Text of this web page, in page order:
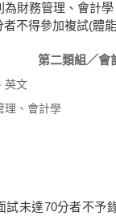
財務管理、會計
不得參加複試(體
第二類組／會
英文
理、會計學
試未達70分者不予